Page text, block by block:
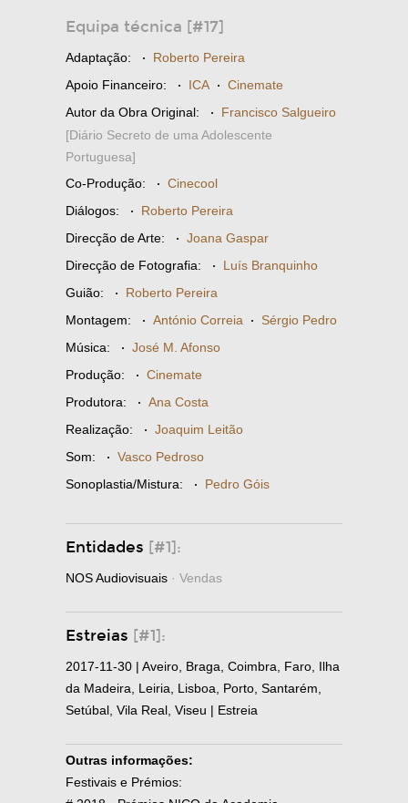
Equipa técnica [#17]
Adaptação: · Roberto Pereira
Apoio Financeiro: · ICA· Cinemate
Autor da Obra Original: · Francisco Salgueiro
[Diário Secreto de uma Adolescente
Portuguesa]
Co-Produção: · Cinecool
Diálogos: · Roberto Pereira
Direcção de Arte: · Joana Gaspar
Direcção de Fotografia: · Luís Branquinho
Guião: · Roberto Pereira
Montagem: · António Correia · Sérgio Pedro
Música: · José M. Afonso
Produção: · Cinemate
Produtora: · Ana Costa
Realização: · Joaquim Leitão
Som: · Vasco Pedroso
Sonoplastia/Mistura: · Pedro Góis
Entidades [#1]:
NOS Audiovisuais · Vendas
Estreias [#1]:
2017-11-30 | Aveiro, Braga, Coimbra, Faro, Ilha
da Madeira, Leiria, Lisboa, Porto, Santarém,
Setúbal, Vila Real, Viseu | Estreia
Outras informações:
Festivais e Prémios: